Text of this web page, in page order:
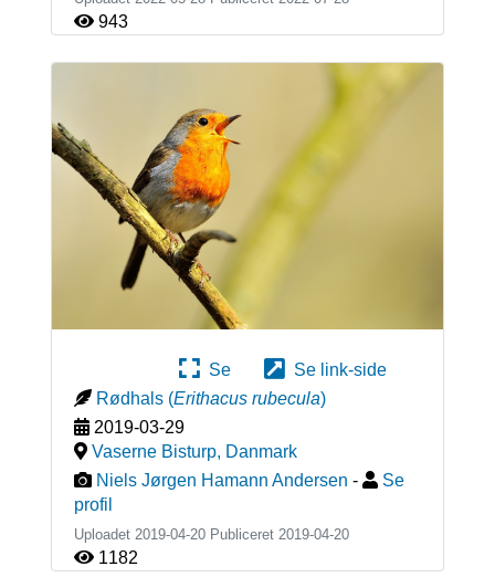
943
Se
Se link-side
Rødhals (Erithacus rubecula)
2019-03-29
Vaserne Bisturp, Danmark
Niels Jørgen Hamann Andersen -
Se
profil
Uploadet 2019-04-20 Publiceret 2019-04-20
1182